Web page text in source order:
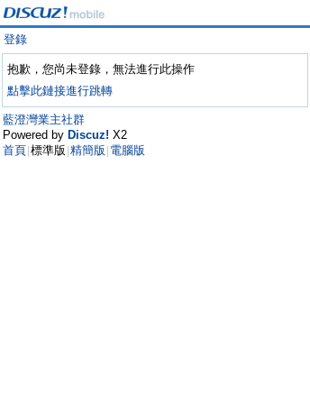
登錄
抱歉，您尚未登錄，無法進行此操作
點擊此鏈接進行跳轉
藍澄灣業主社群
Powered by Discuz! X2
首頁 標準版 精簡版 電腦版